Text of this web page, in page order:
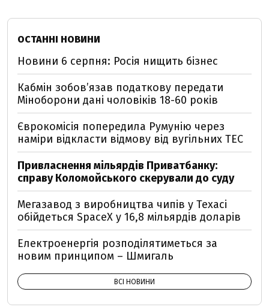
ОСТАННІ НОВИНИ
Новини 6 серпня: Росія нищить бізнес
Кабмін зобовʼязав податкову передати
Міноборони дані чоловіків 18-60 років
Єврокомісія попередила Румунію через
наміри відкласти відмову від вугільних ТЕС
Привласнення мільярдів Приватбанку:
справу Коломойського скерували до суду
Мегазавод з виробництва чипів у Техасі
обійдеться SpaceX у 16,8 мільярдів доларів
Електроенергія розподілятиметься за
новим принципом – Шмигаль
ВСІ НОВИНИ